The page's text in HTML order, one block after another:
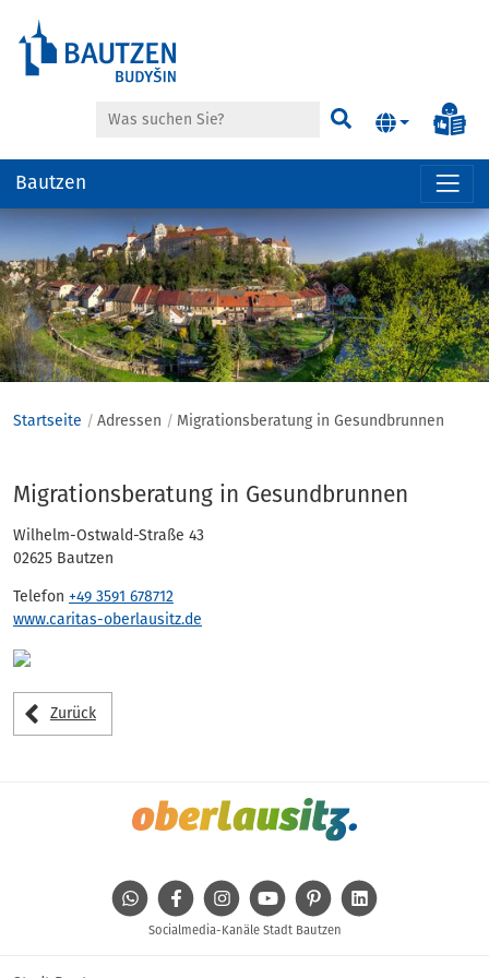
der
anspringen
Suche Suchen
Bautzen
Startseite Adressen Migrationsberatung in Gesundbrunnen
Adressen
Migrationsberatung in Gesundbrunnen
Wilhelm-Ostwald-Straße 43
02625 Bautzen
Telefon +49 3591 678712
www.caritas-oberlausitz.de
Zurück
WhatsAppFacebookInstagramYoutube Pinterest
Socialmedia-Kanäle Stadt Bautzen